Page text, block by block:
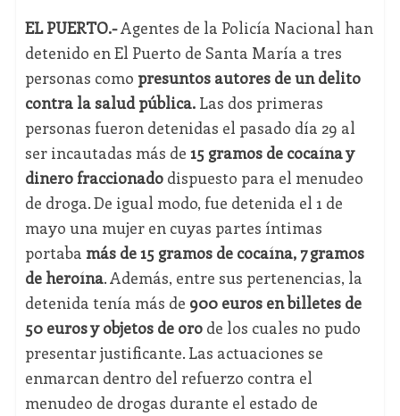
EL PUERTO.-Agentes de la Policía Nacional han
detenido en El Puerto de Santa María a tres
personas como presuntos autores de un delito
contra la salud pública.Las dos primeras
personas fueron detenidas el pasado día 29 al
ser incautadas más de 15 gramos de cocaína y
dinero fraccionadodispuesto para el menudeo
de droga. De igual modo, fue detenida el 1 de
mayo una mujer en cuyas partes íntimas
portaba más de 15 gramos de cocaína, 7 gramos
de heroína. Además, entre sus pertenencias, la
detenida tenía más de 900 euros en billetes de
50 euros y objetos de orode los cuales no pudo
presentar justificante. Las actuaciones se
enmarcan dentro del refuerzo contra el
menudeo de drogas durante el estado de